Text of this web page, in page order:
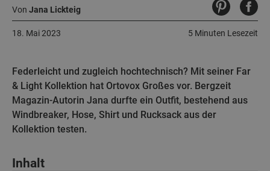
Von Jana Lickteig
5 Minuten Lesezeit
18. Mai 2023
Federleicht und zugleich hochtechnisch? Mit seiner Far
& Light Kollektion hat Ortovox Großes vor. Bergzeit
Magazin-Autorin Jana durfte ein Outfit, bestehend aus
Windbreaker, Hose, Shirt und Rucksack aus der
Kollektion testen.
Inhalt